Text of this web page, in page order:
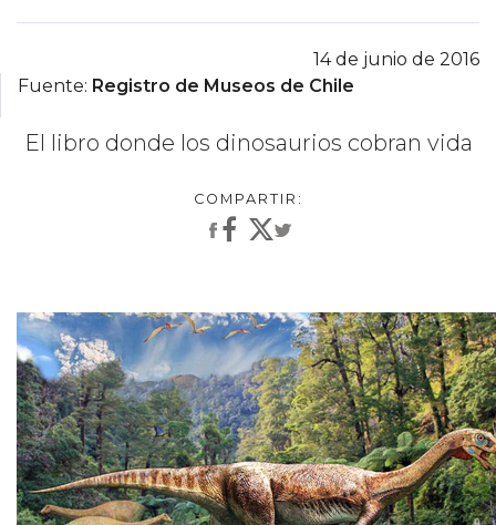
14 de junio de 2016
Fuente: Registro de Museos de Chile
El libro donde los dinosaurios cobran vida